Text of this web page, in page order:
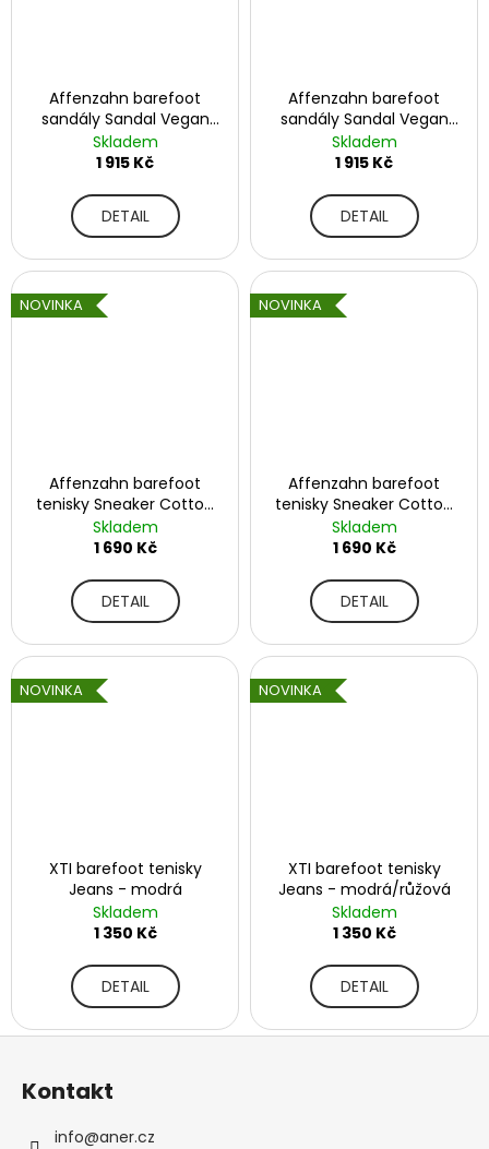
t
Affenzahn barefoot
sandály Sandal Vegan
Breeze - Chameleon
Skladem
1 915 Kč
DETAIL
Affenzahn barefoot
sandály Sandal Vegan
Breeze - Creative
Toucan
Skladem
1 915 Kč
DETAIL
NOVINKA
Affenzahn barefoot
tenisky Sneaker Cotton
Happy - Shark
Skladem
1 690 Kč
DETAIL
NOVINKA
Affenzahn barefoot
tenisky Sneaker Cotton
Happy - Toucan -
fialová
Skladem
1 690 Kč
DETAIL
NOVINKA
XTI barefoot tenisky
Jeans - modrá
Skladem
1 350 Kč
DETAIL
NOVINKA
XTI barefoot tenisky
Jeans - modrá/růžová
Skladem
1 350 Kč
DETAIL
HLEDAT
AFFENZAHN
BAREFOOT
Z
Kontakt
info@aner.cz